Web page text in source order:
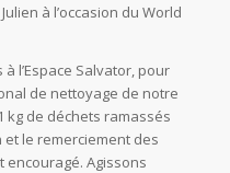
à l’occasion du World
l’Espace Salvator, pour
de nettoyage de notre
kg de déchets ramassés
le remerciement des
Agissons